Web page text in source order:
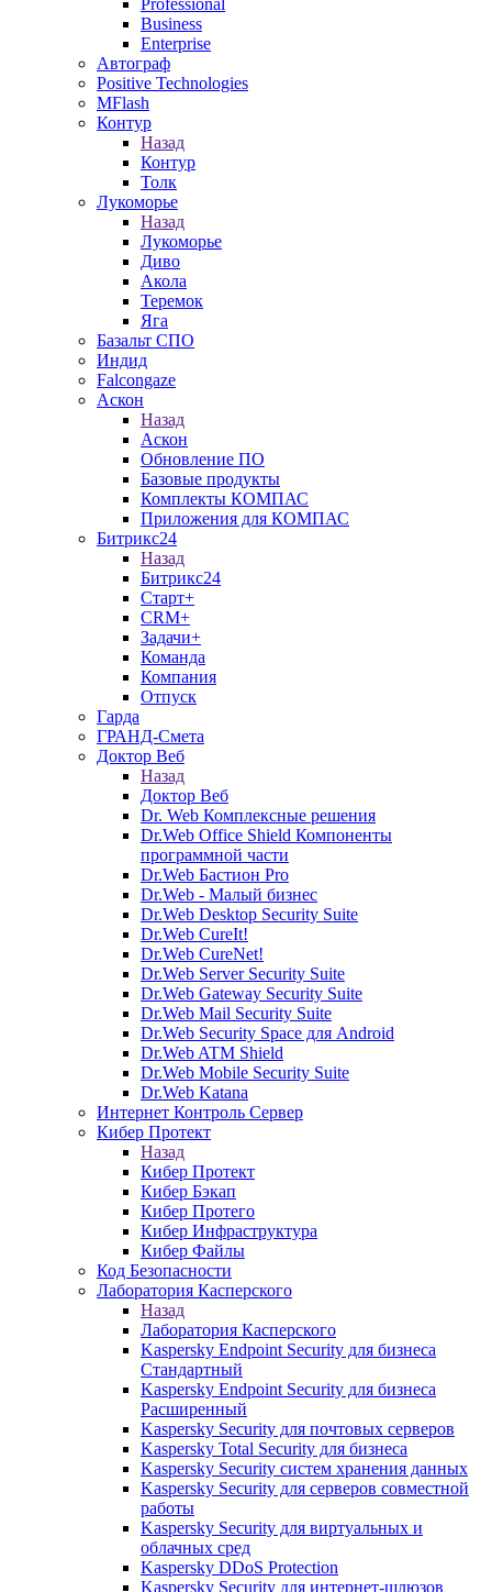
Professional
Business
Enterprise
Автограф
Positive Technologies
MFlash
Контур
Назад
Контур
Толк
Лукоморье
Назад
Лукоморье
Диво
Акола
Теремок
Яга
Базальт СПО
Индид
Falcongaze
Аскон
Назад
Аскон
Обновление ПО
Базовые продукты
Комплекты КОМПАС
Приложения для КОМПАС
Битрикс24
Назад
Битрикс24
Старт+
CRM+
Задачи+
Команда
Компания
Отпуск
Гарда
ГРАНД-Смета
Доктор Веб
Назад
Доктор Веб
Dr. Web Комплексные решения
Dr.Web Office Shield Компоненты
программной части
Dr.Web Бастион Pro
Dr.Web - Малый бизнес
Dr.Web Desktop Security Suite
Dr.Web CureIt!
Dr.Web CureNet!
Dr.Web Server Security Suite
Dr.Web Gateway Security Suite
Dr.Web Mail Security Suite
Dr.Web Security Space для Android
Dr.Web ATM Shield
Dr.Web Mobile Security Suite
Dr.Web Katana
Интернет Контроль Сервер
Кибер Протект
Назад
Кибер Протект
Кибер Бэкап
Кибер Протего
Кибер Инфраструктура
Кибер Файлы
Код Безопасности
Лаборатория Касперского
Назад
Лаборатория Касперского
Kaspersky Endpoint Security для бизнеса
Стандартный
Kaspersky Endpoint Security для бизнеса
Расширенный
Kaspersky Security для почтовых серверов
Kaspersky Total Security для бизнеса
Kaspersky Security систем хранения данных
Kaspersky Security для серверов совместной
работы
Kaspersky Security для виртуальных и
облачных сред
Kaspersky DDoS Protection
Kaspersky Security для интернет-шлюзов